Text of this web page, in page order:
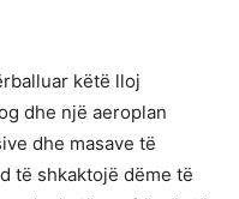
këtë lloj
dhe një aeroplan
dhe masave të
të shkaktojë dëme të